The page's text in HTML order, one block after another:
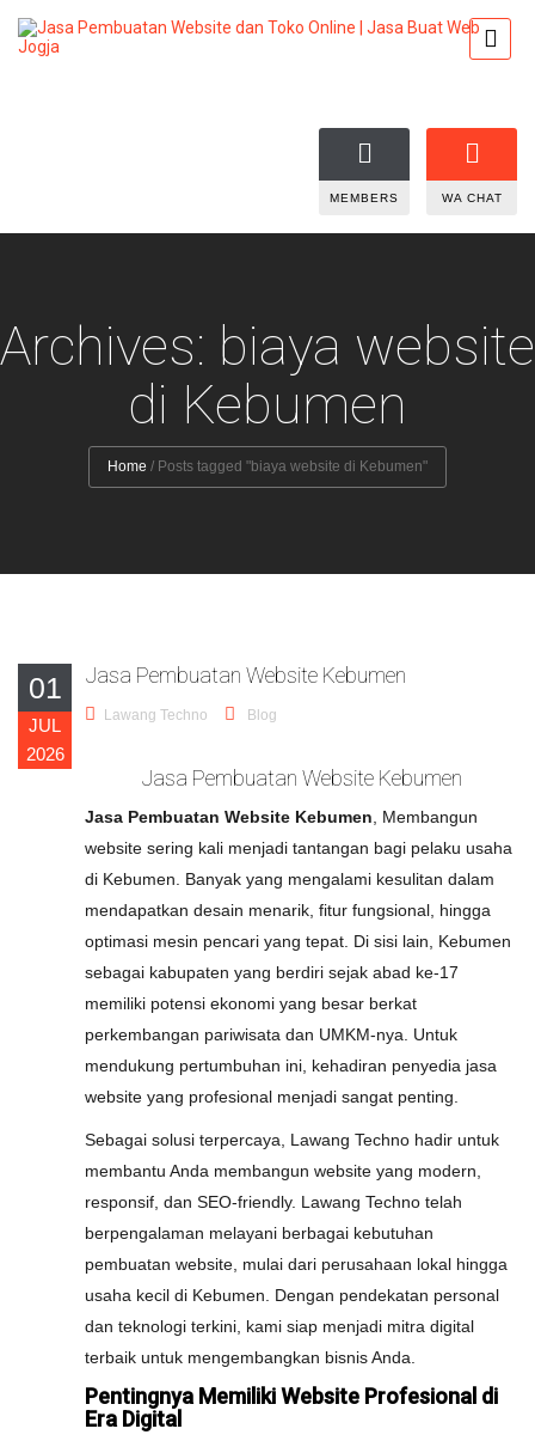
MEMBERS WA CHAT
Archives: biaya website
di Kebumen
Home / Posts tagged "biaya website di Kebumen"
01
JUL
2026
Jasa Pembuatan Website Kebumen
Lawang Techno Blog
Jasa Pembuatan Website Kebumen
Jasa Pembuatan Website Kebumen , Membangun
website sering kali menjadi tantangan bagi pelaku usaha
di Kebumen. Banyak yang mengalami kesulitan dalam
mendapatkan desain menarik, fitur fungsional, hingga
optimasi mesin pencari yang tepat. Di sisi lain, Kebumen
sebagai kabupaten yang berdiri sejak abad ke-17
memiliki potensi ekonomi yang besar berkat
perkembangan pariwisata dan UMKM-nya. Untuk
mendukung pertumbuhan ini, kehadiran penyedia jasa
website yang profesional menjadi sangat penting.
Sebagai solusi terpercaya, Lawang Techno hadir untuk
membantu Anda membangun website yang modern,
responsif, dan SEO-friendly. Lawang Techno telah
berpengalaman melayani berbagai kebutuhan
pembuatan website, mulai dari perusahaan lokal hingga
usaha kecil di Kebumen. Dengan pendekatan personal
dan teknologi terkini, kami siap menjadi mitra digital
terbaik untuk mengembangkan bisnis Anda.
Pentingnya Memiliki Website Profesional di
Era Digital